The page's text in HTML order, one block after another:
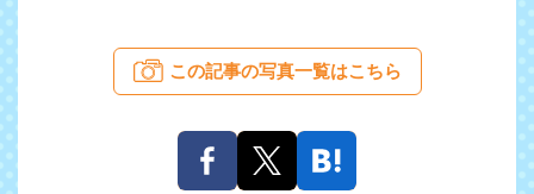
この記事の写真一覧はこちら